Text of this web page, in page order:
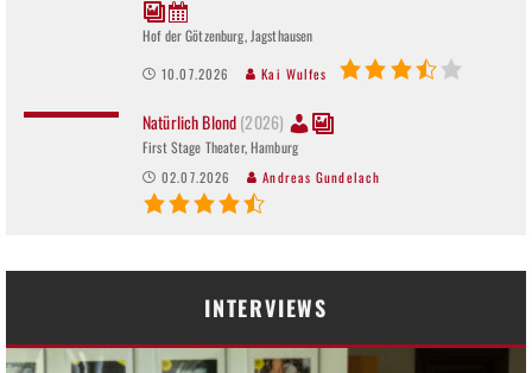
Hof der Götzenburg, Jagsthausen
10.07.2026 Kai Wulfes
Natürlich Blond(2026)
First Stage Theater, Hamburg
02.07.2026 Andreas Gundelach
INTERVIEWS